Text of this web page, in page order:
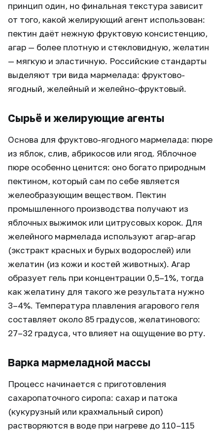
принцип один, но финальная текстура зависит
от того, какой желирующий агент использован:
пектин даёт нежную фруктовую консистенцию,
агар — более плотную и стекловидную, желатин
— мягкую и эластичную. Российские стандарты
выделяют три вида мармелада: фруктово-
ягодный, желейный и желейно-фруктовый.
Сырьё и желирующие агенты
Основа для фруктово-ягодного мармелада: пюре
из яблок, слив, абрикосов или ягод. Яблочное
пюре особенно ценится: оно богато природным
пектином, который сам по себе является
желеобразующим веществом. Пектин
промышленного производства получают из
яблочных выжимок или цитрусовых корок. Для
желейного мармелада используют агар-агар
(экстракт красных и бурых водорослей) или
желатин (из кожи и костей животных). Агар
образует гель при концентрации 0,5–1%, тогда
как желатину для такого же результата нужно
3–4%. Температура плавления агарового геля
составляет около 85 градусов, желатинового:
27–32 градуса, что влияет на ощущение во рту.
Варка мармеладной массы
Процесс начинается с приготовления
сахаропаточного сиропа: сахар и патока
(кукурузный или крахмальный сироп)
растворяются в воде при нагреве до 110–115